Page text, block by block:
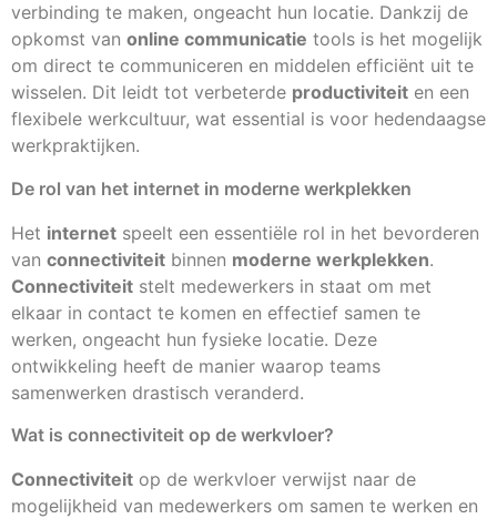
verbinding te maken, ongeacht hun locatie. Dankzij de
opkomst van online communicatie tools is het mogelijk
om direct te communiceren en middelen efficiënt uit te
wisselen. Dit leidt tot verbeterde productiviteit en een
flexibele werkcultuur, wat essential is voor hedendaagse
werkpraktijken.
De rol van het internet in moderne werkplekken
Het internet speelt een essentiële rol in het bevorderen
van connectiviteit binnen moderne werkplekken.
Connectiviteit stelt medewerkers in staat om met
elkaar in contact te komen en effectief samen te
werken, ongeacht hun fysieke locatie. Deze
ontwikkeling heeft de manier waarop teams
samenwerken drastisch veranderd.
Wat is connectiviteit op de werkvloer?
Connectiviteit op de werkvloer verwijst naar de
mogelijkheid van medewerkers om samen te werken en